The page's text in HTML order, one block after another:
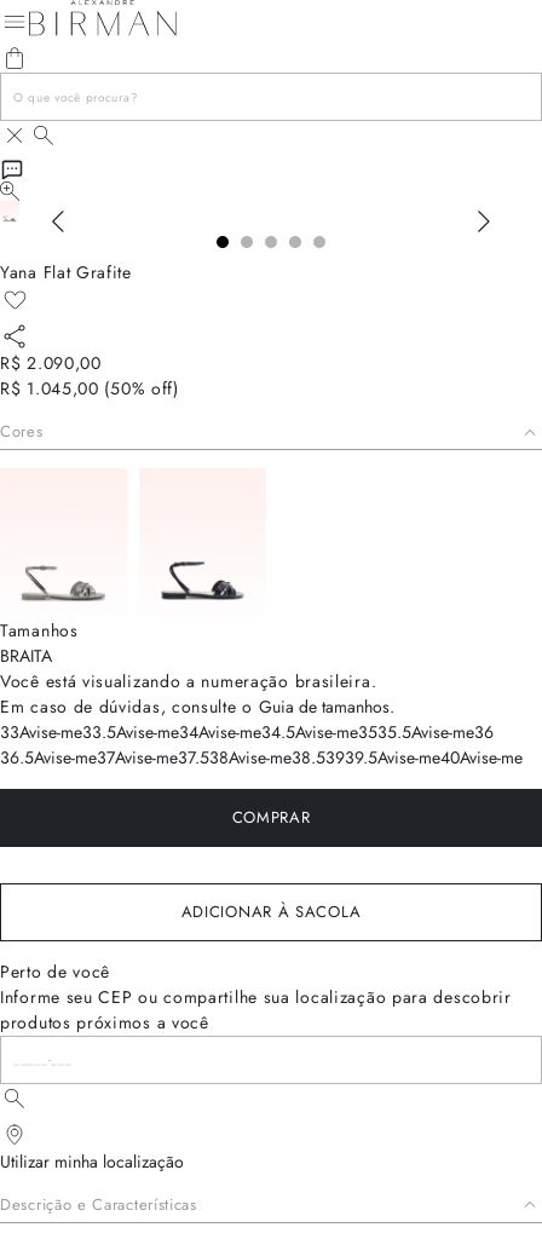
Yana Flat Grafite
R$ 2.090,00
R$ 1.045,00 (50% off)
Cores
Tamanhos
BRAITA
Você está visualizando a numeração brasileira.
Em caso de dúvidas, consulte o Guia de tamanhos.
33Avise-me33.5Avise-me34Avise-me34.5Avise-me3535.5Avise-me36
36.5Avise-me37Avise-me37.538Avise-me38.53939.5Avise-me40Avise-me
COMPRAR
ADICIONAR À SACOLA
Perto de você
Informe seu CEP ou compartilhe sua localização para descobrir
produtos próximos a você
Utilizar minha localização
Descrição e Características